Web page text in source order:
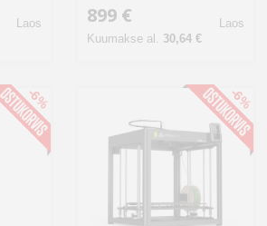
Laos 899 €
Kuumakse al. 30,64 €
Laos
-6% -6%